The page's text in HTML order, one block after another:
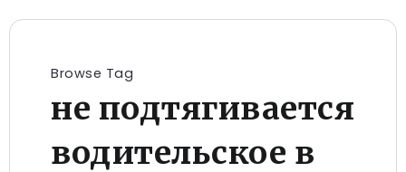
Browse Tag
не подтягивается
водительское в